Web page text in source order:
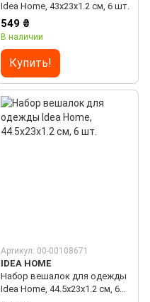
Idea Home, 43х23х1.2 см, 6 шт.
549 ₴
В наличии
Купить!
Артикул: 00-00108671
IDEA HOME
Набор вешалок для одежды
Idea Home, 44.5х23х1.2 см, 6